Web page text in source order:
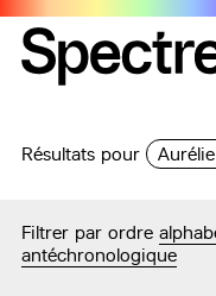
Résultats pour
Filtrer par ordre
antéchronologique